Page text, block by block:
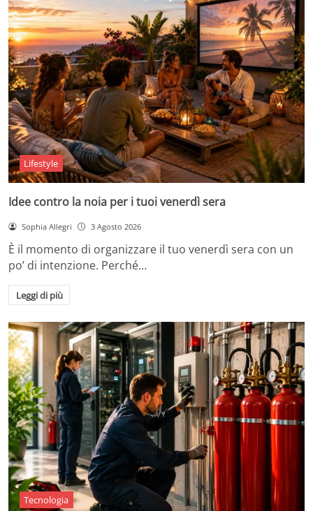
Lifestyle
Idee contro la noia per i tuoi venerdì sera
Sophia Allegri 3 Agosto 2026
È il momento di organizzare il tuo venerdì sera con un
po’ di intenzione. Perché…
Leggi di più
Tecnologia